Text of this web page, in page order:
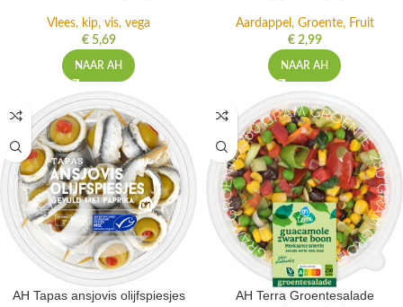
Vlees, kip, vis, vega
€ 5,69
NAAR AH
Aardappel, Groente, Fruit
€ 2,99
NAAR AH